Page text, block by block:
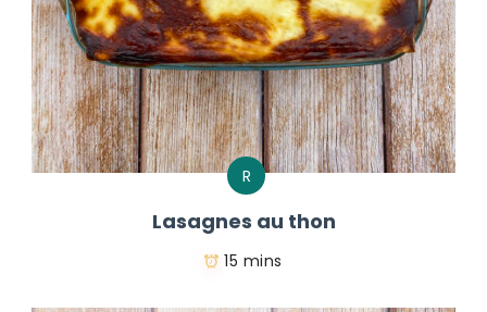
R
Lasagnes au thon
15 mins